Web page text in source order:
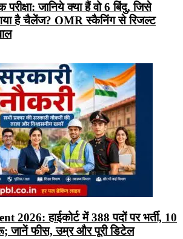
परीक्षा: जानिये क्या हैं वो 6 बिंदु, जिसे
गया है चैलेंज? OMR स्कैनिंग से रिजल्ट
2026: हाईकोर्ट में 388 पदों पर भर्ती, 10
फीस, उम्र और पूरी डिटेल